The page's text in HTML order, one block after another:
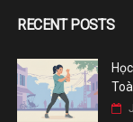
RECENT POSTS